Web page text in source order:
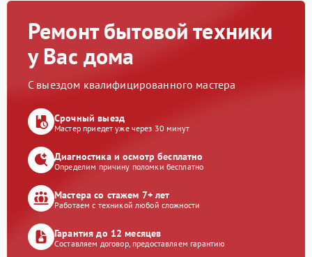
Ремонт бытовой техники
у Вас дома
С выездом квалифицированного мастера
Срочный выезд
Мастер приедет уже через 30 минут
Диагностика и осмотр бесплатно
Определим причину поломки бесплатно
Мастера со стажем 7+ лет
Работаем с техникой любой сложности
Гарантия до 12 месяцев
Составляем договор, предоставляем гарантию